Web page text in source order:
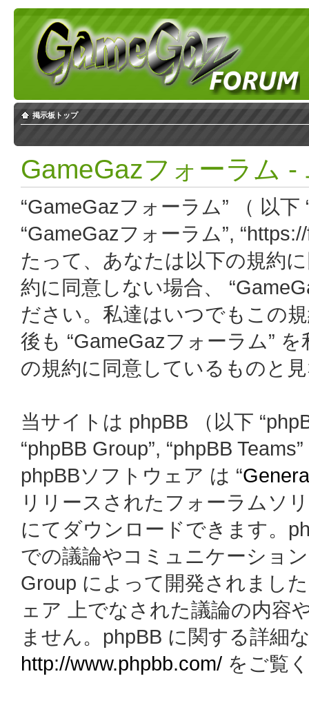
掲示板トップ
GameGazフォーラム -
“GameGazフォーラム” （ 以下
“GameGazフォーラム”,
たって、あなたは以下の規約
約に同意しない場合、
ださい。私達はいつでもこの
後も “GameGazフォーラム”
の規約に同意しているものと
当サイトは phpBB （以下
“phpBB Group”, “phpBB
phpBBソフトウェア は “
リリースされたフォーラムソ
にてダウンロードできます。
での議論やコミュニケーショ
Group によって開発されまし
ェア 上でなされた議論の内容
ません。phpBB に関する詳細
http://www.phpbb.com/ をご覧